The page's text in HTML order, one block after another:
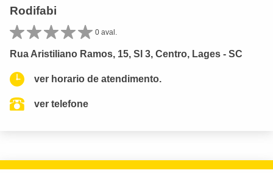
Rodifabi
0 aval.
Rua Aristiliano Ramos, 15, Sl 3, Centro, Lages - SC
ver horario de atendimento.
ver telefone